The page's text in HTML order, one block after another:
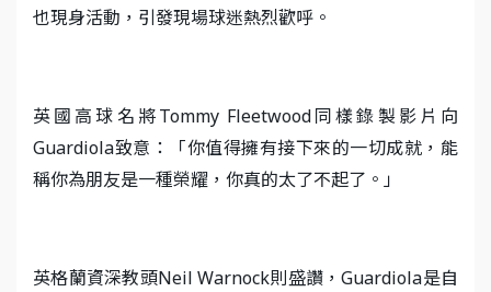
也現身活動，引發現場球迷熱烈歡呼。
英國高球名將Tommy Fleetwood同樣錄製影片向
Guardiola致意：「你值得擁有接下來的一切成就，能
稱你為朋友是一種榮耀，你真的太了不起了。」
英格蘭資深教頭Neil Warnock則盛讚，Guardiola是自